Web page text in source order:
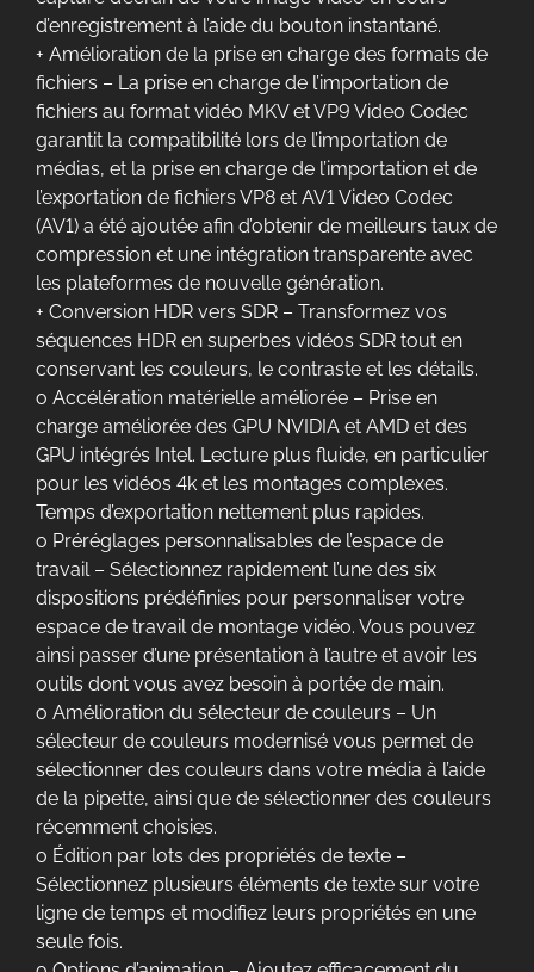
d’enregistrement à l’aide du bouton instantané.
+ Amélioration de la prise en charge des formats de
fichiers – La prise en charge de l’importation de
fichiers au format vidéo MKV et VP9 Video Codec
garantit la compatibilité lors de l’importation de
médias, et la prise en charge de l’importation et de
l’exportation de fichiers VP8 et AV1 Video Codec
(AV1) a été ajoutée afin d’obtenir de meilleurs taux de
compression et une intégration transparente avec
les plateformes de nouvelle génération.
+ Conversion HDR vers SDR – Transformez vos
séquences HDR en superbes vidéos SDR tout en
conservant les couleurs, le contraste et les détails.
o Accélération matérielle améliorée – Prise en
charge améliorée des GPU NVIDIA et AMD et des
GPU intégrés Intel. Lecture plus fluide, en particulier
pour les vidéos 4k et les montages complexes.
Temps d’exportation nettement plus rapides.
o Préréglages personnalisables de l’espace de
travail – Sélectionnez rapidement l’une des six
dispositions prédéfinies pour personnaliser votre
espace de travail de montage vidéo. Vous pouvez
ainsi passer d’une présentation à l’autre et avoir les
outils dont vous avez besoin à portée de main.
o Amélioration du sélecteur de couleurs – Un
sélecteur de couleurs modernisé vous permet de
sélectionner des couleurs dans votre média à l’aide
de la pipette, ainsi que de sélectionner des couleurs
récemment choisies.
o Édition par lots des propriétés de texte –
Sélectionnez plusieurs éléments de texte sur votre
ligne de temps et modifiez leurs propriétés en une
seule fois.